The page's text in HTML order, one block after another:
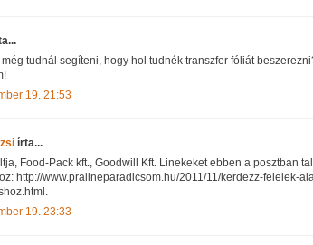
tudnál segíteni, hogy hol tudnék transzfer fóliát
19. 21:53
írta...
Food-Pack kft., Goodwill Kft. Linekeket ebben a posztban
http://www.pralineparadicsom.hu/2011/11/kerdezz-felelek-
19. 23:33